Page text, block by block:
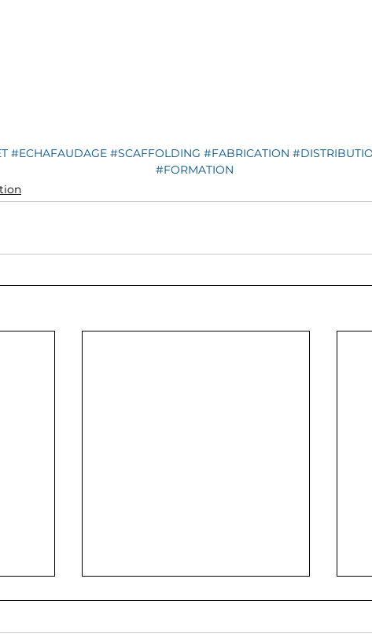
#ECHAFAUDAGE #SCAFFOLDING #FABRICATION
#FORMATION